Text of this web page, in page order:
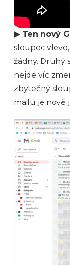
▶ Ten nový
sloupec
žádný. Druhý
nejde víc
zbytečný
mailu je nově